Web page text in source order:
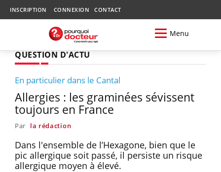
INSCRIPTION CONNEXION CONTACT
Menu
QUESTION D'ACTU
En particulier dans le Cantal
Allergies : les graminées sévissent
toujours en France
Par la rédaction
Dans l'ensemble de l’Hexagone, bien que le
pic allergique soit passé, il persiste un risque
allergique moyen à élevé.